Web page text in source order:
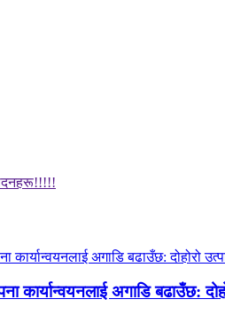
कार्यान्वयनलाई अगाडि बढाउँछ: